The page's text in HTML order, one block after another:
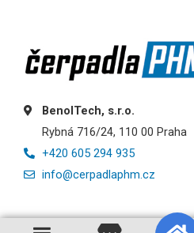
BenolTech, s.r.o.
Rybná 716/24, 110 00 Praha
+420 605 294 935
info@cerpadlaphm.cz